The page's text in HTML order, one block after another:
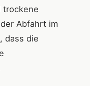
trockene
Abfahrt im
dass die